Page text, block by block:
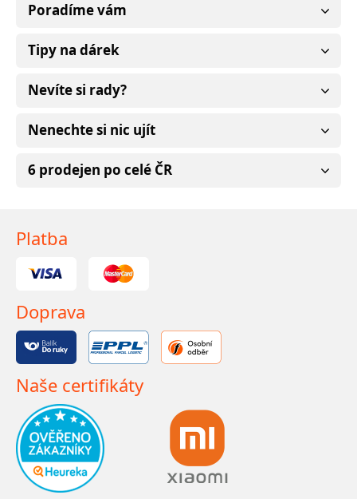
Poradíme vám
Tipy na dárek
Nevíte si rady?
Nenechte si nic ujít
6 prodejen po celé ČR
Platba
Doprava
Naše certifikáty